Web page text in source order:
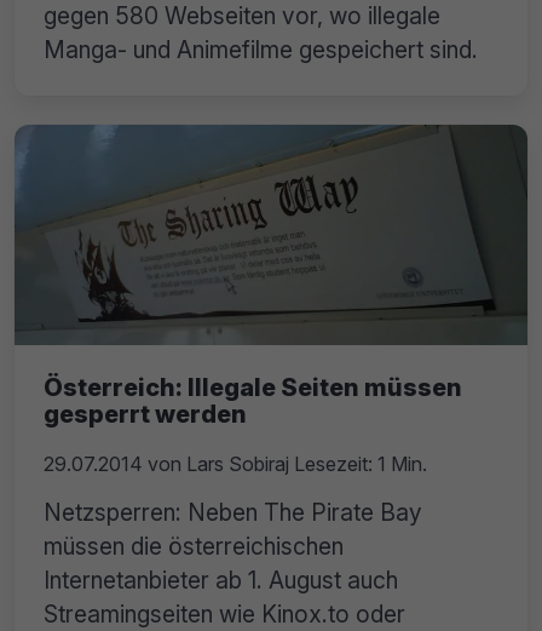
gegen 580 Webseiten vor, wo illegale
Manga- und Animefilme gespeichert sind.
Österreich: Illegale Seiten müssen
gesperrt werden
29.07.2014 von Lars Sobiraj Lesezeit: 1 Min.
Netzsperren: Neben The Pirate Bay
müssen die österreichischen
Internetanbieter ab 1. August auch
Streamingseiten wie Kinox.to oder